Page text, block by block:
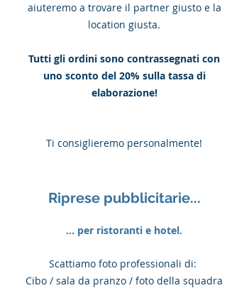
aiuteremo a trovare il partner giusto e la
location giusta.
Tutti gli ordini sono contrassegnati con
uno sconto del 20% sulla tassa di
elaborazione!
Ti consiglieremo personalmente!
Riprese pubblicitarie...
... per ristoranti e hotel.
Scattiamo foto professionali di:
Cibo / sala da pranzo / foto della squadra